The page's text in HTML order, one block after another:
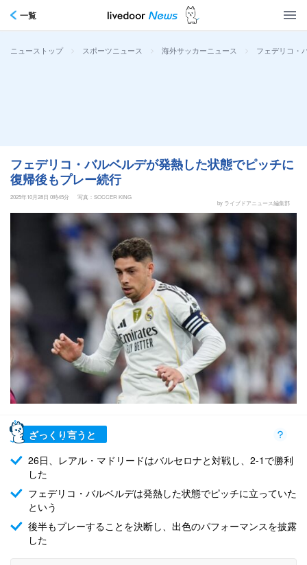
一覧
ニューストップ > スポーツニュース > 海外サッカーニュース > フェデリコ・
フェデリコ・バルベルデが発熱した状態でピッチに
復帰後もプレー続行
2025年10月28日 0時45分
写真：SOCCER KING
by ライブドアニュース編集部
ざっくり言うと
26日、レアル・マドリードはバルセロナと対戦し、2-1で勝利
した
フェデリコ・バルベルデは発熱した状態でピッチに立っていた
という
後半もプレーすることを決断し、出色のパフォーマンスを披露
した